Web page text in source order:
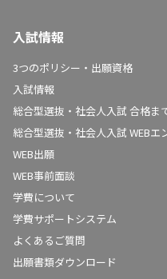
入試情報
3つのポリシー・出願資格
入試情報
総合型選抜・社会人入試 合格ま
総合型選抜・社会人入試 WEBエ
WEB出願
WEB事前面談
学費について
学費サポートシステム
よくあるご質問
出願書類ダウンロード